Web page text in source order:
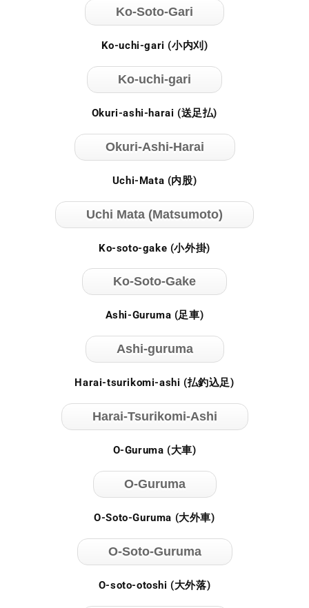
Ko-Soto-Gari
Ko-uchi-gari (小内刈)
Ko-uchi-gari
Okuri-ashi-harai (送足払)
Okuri-Ashi-Harai
Uchi-Mata (内股)
Uchi Mata (Matsumoto)
Ko-soto-gake (小外掛)
Ko-Soto-Gake
Ashi-Guruma (足車)
Ashi-guruma
Harai-tsurikomi-ashi (払釣込足)
Harai-Tsurikomi-Ashi
O-Guruma (大車)
O-Guruma
O-Soto-Guruma (大外車)
O-Soto-Guruma
O-soto-otoshi (大外落)